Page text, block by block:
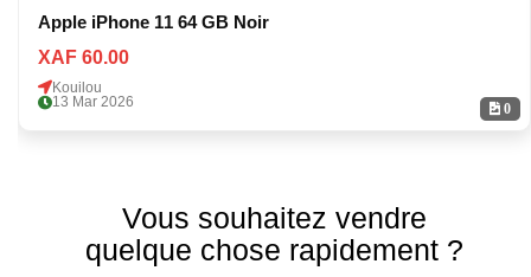
0
Apple iPhone 11 64 GB Noir
XAF 60.00
Kouilou
13 Mar 2026
Vous souhaitez vendre
quelque chose rapidement ?